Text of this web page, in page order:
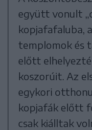
együtt vonult
kopjafafaluba,
templomok és
előtt
koszorúit. Az
egykori
kopjafák előtt
csak kiálltak